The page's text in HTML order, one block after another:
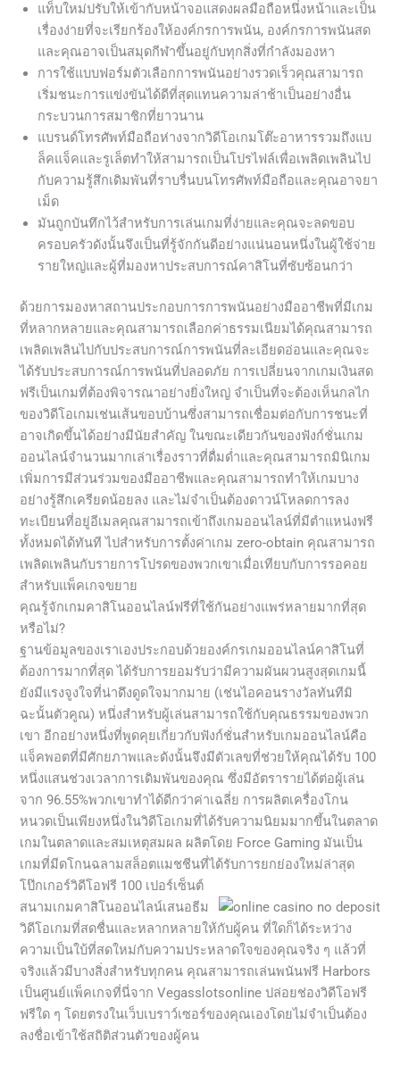
แท็บใหม่ปรับให้เข้ากับหน้าจอแสดงผลมือถือหนึ่งหน้าและเป็น
เรื่องง่ายที่จะเรียกร้องให้องค์กรการพนัน, องค์กรการพนันสด
และคุณอาจเป็นสมุดกีฬาขึ้นอยู่กับทุกสิ่งที่กำลังมองหา
การใช้แบบฟอร์มตัวเลือกการพนันอย่างรวดเร็วคุณสามารถ
เริ่มชนะการแข่งขันได้ดีที่สุดแทนความล่าช้าเป็นอย่างอื่น
กระบวนการสมาชิกที่ยาวนาน
แบรนด์โทรศัพท์มือถือห่างจากวิดีโอเกมโต๊ะอาหารรวมถึงแบ
ล็คแจ็คและรูเล็ตทำให้สามารถเป็นโปรไฟล์เพื่อเพลิดเพลินไป
กับความรู้สึกเดิมพันที่ราบรื่นบนโทรศัพท์มือถือและคุณอาจยา
เม็ด
มันถูกบันทึกไว้สำหรับการเล่นเกมที่ง่ายและคุณจะลดขอบ
ครอบครัวดังนั้นจึงเป็นที่รู้จักกันดีอย่างแน่นอนหนึ่งในผู้ใช้จ่าย
รายใหญ่และผู้ที่มองหาประสบการณ์คาสิโนที่ซับซ้อนกว่า
ด้วยการมองหาสถานประกอบการการพนันอย่างมืออาชีพที่มีเกม
ที่หลากหลายและคุณสามารถเลือกค่าธรรมเนียมได้คุณสามารถ
เพลิดเพลินไปกับประสบการณ์การพนันที่ละเอียดอ่อนและคุณจะ
ได้รับประสบการณ์การพนันที่ปลอดภัย การเปลี่ยนจากเกมเงินสด
ฟรีเป็นเกมที่ต้องพิจารณาอย่างยิ่งใหญ่ จำเป็นที่จะต้องเห็นกลไก
ของวิดีโอเกมเช่นเส้นขอบบ้านซึ่งสามารถเชื่อมต่อกับการชนะที่
อาจเกิดขึ้นได้อย่างมีนัยสำคัญ ในขณะเดียวกันของฟังก์ชั่นเกม
ออนไลน์จำนวนมากเล่าเรื่องราวที่ดื่มด่ำและคุณสามารถมินิเกม
เพิ่มการมีส่วนร่วมของมืออาชีพและคุณสามารถทำให้เกมบาง
อย่างรู้สึกเครียดน้อยลง และไม่จำเป็นต้องดาวน์โหลดการลง
ทะเบียนที่อยู่อีเมลคุณสามารถเข้าถึงเกมออนไลน์ที่มีตำแหน่งฟรี
ทั้งหมดได้ทันที ไปสำหรับการตั้งค่าเกม zero-obtain คุณสามารถ
เพลิดเพลินกับรายการโปรดของพวกเขาเมื่อเทียบกับการรอคอย
สำหรับแพ็คเกจขยาย
คุณรู้จักเกมคาสิโนออนไลน์ฟรีที่ใช้กันอย่างแพร่หลายมากที่สุด
หรือไม่?
ฐานข้อมูลของเราเองประกอบด้วยองค์กรเกมออนไลน์คาสิโนที่
ต้องการมากที่สุด ได้รับการยอมรับว่ามีความผันผวนสูงสุดเกมนี้
ยังมีแรงจูงใจที่น่าดึงดูดใจมากมาย (เช่นไอคอนรางวัลทันทีมิ
ฉะนั้นตัวคูณ) หนึ่งสำหรับผู้เล่นสามารถใช้กับคุณธรรมของพวก
เขา อีกอย่างหนึ่งที่พูดคุยเกี่ยวกับฟังก์ชั่นสำหรับเกมออนไลน์คือ
แจ็คพอตที่มีศักยภาพและดังนั้นจึงมีตัวเลขที่ช่วยให้คุณได้รับ 100
หนึ่งแสนช่วงเวลาการเดิมพันของคุณ ซึ่งมีอัตรารายได้ต่อผู้เล่น
จาก 96.55%พวกเขาทำได้ดีกว่าค่าเฉลี่ย การผลิตเครื่องโกน
หนวดเป็นเพียงหนึ่งในวิดีโอเกมที่ได้รับความนิยมมากขึ้นในตลาด
เกมในตลาดและสมเหตุสมผล ผลิตโดย Force Gaming มันเป็น
เกมที่มีดโกนฉลามสล็อตแมชชีนที่ได้รับการยกย่องใหม่ล่าสุด
โป๊กเกอร์วิดีโอฟรี 100 เปอร์เซ็นต์
สนามเกมคาสิโนออนไลน์เสนอธีม
วิดีโอเกมที่สดชื่นและหลากหลายให้กับผู้คน ที่ใดก็ได้ระหว่าง
ความเป็นใบ้ที่สดใหม่กับความประหลาดใจของคุณจริง ๆ แล้วที่
จริงแล้วมีบางสิ่งสำหรับทุกคน คุณสามารถเล่นพนันฟรี Harbors
เป็นศูนย์แพ็คเกจที่นี่จาก Vegasslotsonline ปล่อยช่องวิดีโอฟรี
ฟรีใด ๆ โดยตรงในเว็บเบราว์เซอร์ของคุณเองโดยไม่จำเป็นต้อง
ลงชื่อเข้าใช้สถิติส่วนตัวของผู้คน